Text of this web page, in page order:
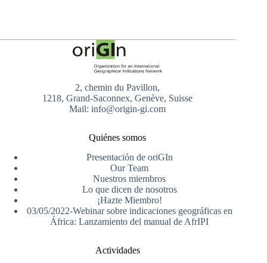
2, chemin du Pavillon,
1218, Grand-Saconnex, Genève, Suisse
Mail: info@origin-gi.com
Quiénes somos
Presentación de oriGIn
Our Team
Nuestros miembros
Lo que dicen de nosotros
¡Hazte Miembro!
03/05/2022-Webinar sobre indicaciones geográficas en
África: Lanzamiento del manual de AfrIPI
Actividades